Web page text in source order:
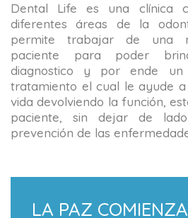
Dental Life es una clínica
diferentes áreas de la
permite trabajar de una
paciente para poder
diagnostico y por ende
tratamiento el cual le ayude
vida devolviendo la función,
paciente, sin dejar de
prevención de las
LA PAZ